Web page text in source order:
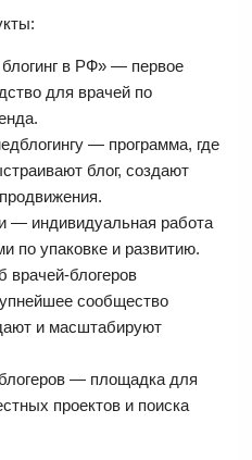
в РФ» — первое
для врачей по
— программа, где
блог, создают
— индивидуальная работа
по упаковке и развитию.
блогеров
сообщество
и масштабируют
— площадка для
проектов и поиска